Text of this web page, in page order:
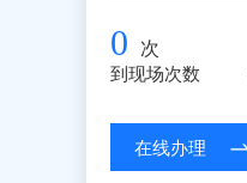
0 次
到现场次数
在线办理